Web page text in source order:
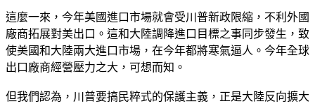
這麼一來，今年美國進口市場就會受川普新政限縮，不利外國
廠商拓展對美出口。這和大陸調降進口目標之事同步發生，致
使美國和大陸兩大進口市場，在今年都將寒氣逼人。今年全球
出口廠商經營壓力之大，可想而知。
但我們認為，川普要搞民粹式的保護主義，正是大陸反向擴大